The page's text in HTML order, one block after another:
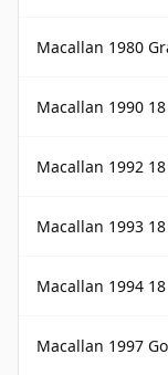
Macallan 1980
Macallan 1990
Macallan 1992
Macallan 1993
Macallan 1994
Macallan 1997